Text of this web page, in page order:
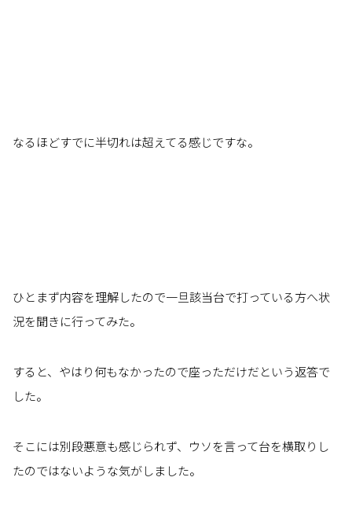
なるほどすでに半切れは超えてる感じですな。
ひとまず内容を理解したので一旦該当台で打っている方へ状
況を聞きに行ってみた。
すると、やはり何もなかったので座っただけだという返答で
した。
そこには別段悪意も感じられず、ウソを言って台を横取りし
たのではないような気がしました。